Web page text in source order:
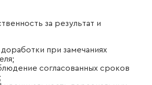
за результат и
при замечаниях
согласованных сроков